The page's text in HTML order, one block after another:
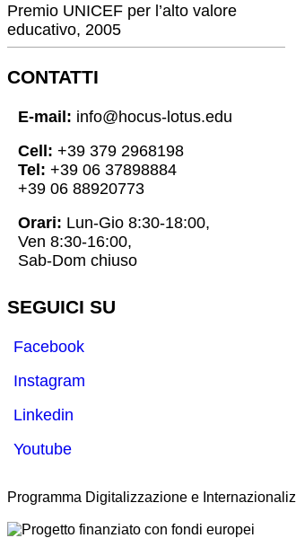
Premio UNICEF per l’alto valore
educativo, 2005
CONTATTI
E-mail: info@hocus-lotus.edu
Cell: +39 379 2968198
Tel: +39 06 37898884
+39 06 88920773
Orari: Lun-Gio 8:30-18:00,
Ven 8:30-16:00,
Sab-Dom chiuso
SEGUICI SU
Facebook
Instagram
Linkedin
Youtube
Programma Digitalizzazione e